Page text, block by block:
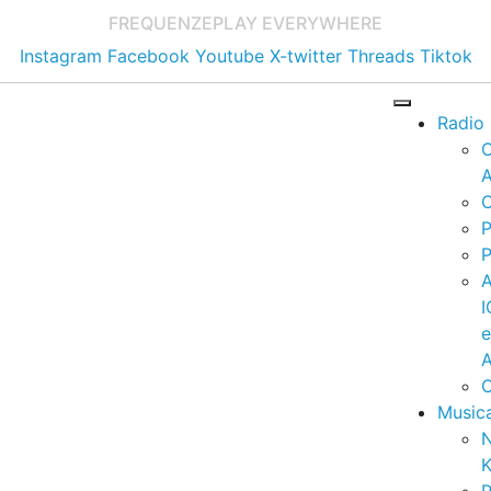
FREQUENZEPLAY EVERYWHERE
Instagram Facebook Youtube X-twitter Threads Tiktok
Radio
e